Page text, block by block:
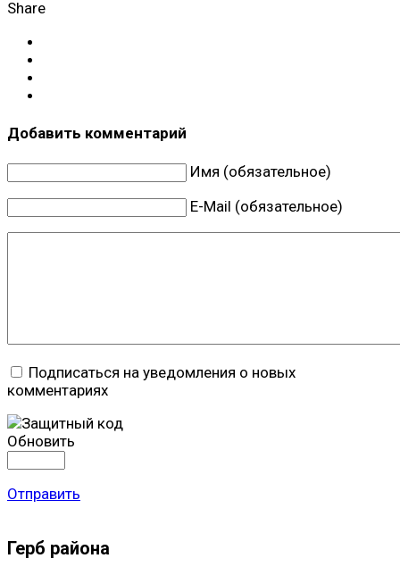
Share
Добавить комментарий
Имя (обязательное)
E-Mail (обязательное)
Подписаться на уведомления о новых
комментариях
Обновить
Отправить
Герб района